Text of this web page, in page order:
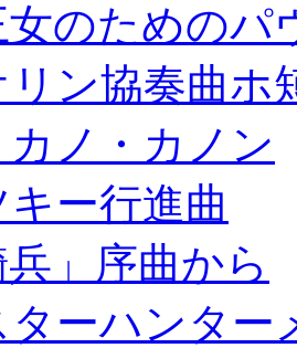
女のための
ン協奏曲ホ
カノ・カノン
ー行進曲
兵」序曲から
ターハンター